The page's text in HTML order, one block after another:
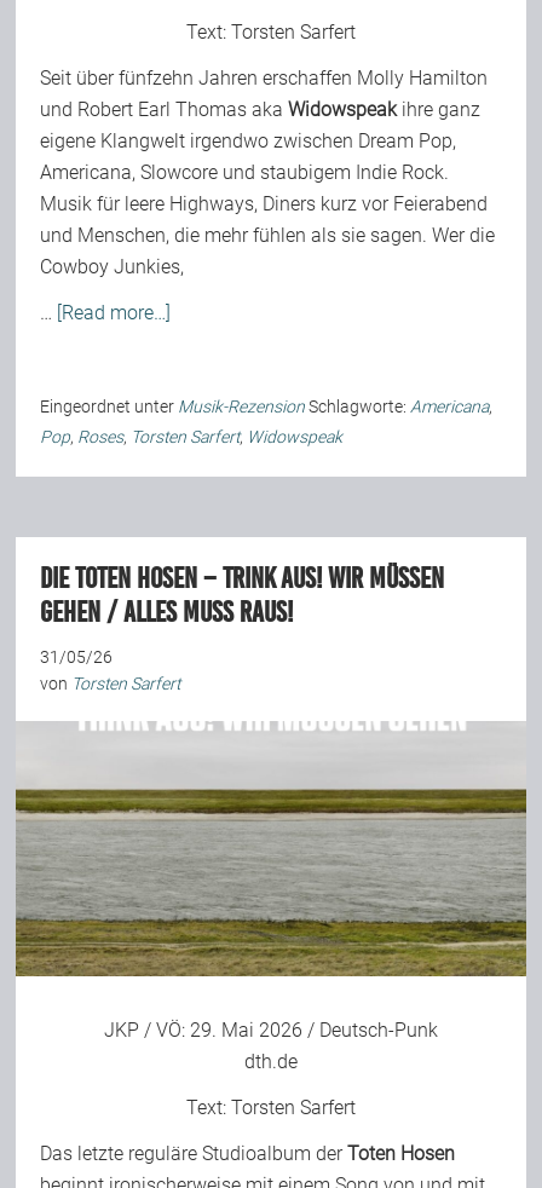
Text: Torsten Sarfert
Seit über fünfzehn Jahren erschaffen Molly Hamilton
und Robert Earl Thomas akaWidowspeakihre ganz
eigene Klangwelt irgendwo zwischen Dream Pop,
Americana, Slowcore und staubigem Indie Rock.
Musik für leere Highways, Diners kurz vor Feierabend
und Menschen, die mehr fühlen als sie sagen. Wer die
Cowboy Junkies,
… [Read more…]
Eingeordnet unter Musik-Rezension Schlagworte: Americana,
Pop, Roses, Torsten Sarfert, Widowspeak
Die Toten Hosen – Trink aus! Wir müssen
gehen / Alles muss raus!
31/05/26
von Torsten Sarfert
JKP / VÖ: 29. Mai 2026 / Deutsch-Punk
dth.de
Text: Torsten Sarfert
Das letzte reguläre Studioalbum derToten Hosen